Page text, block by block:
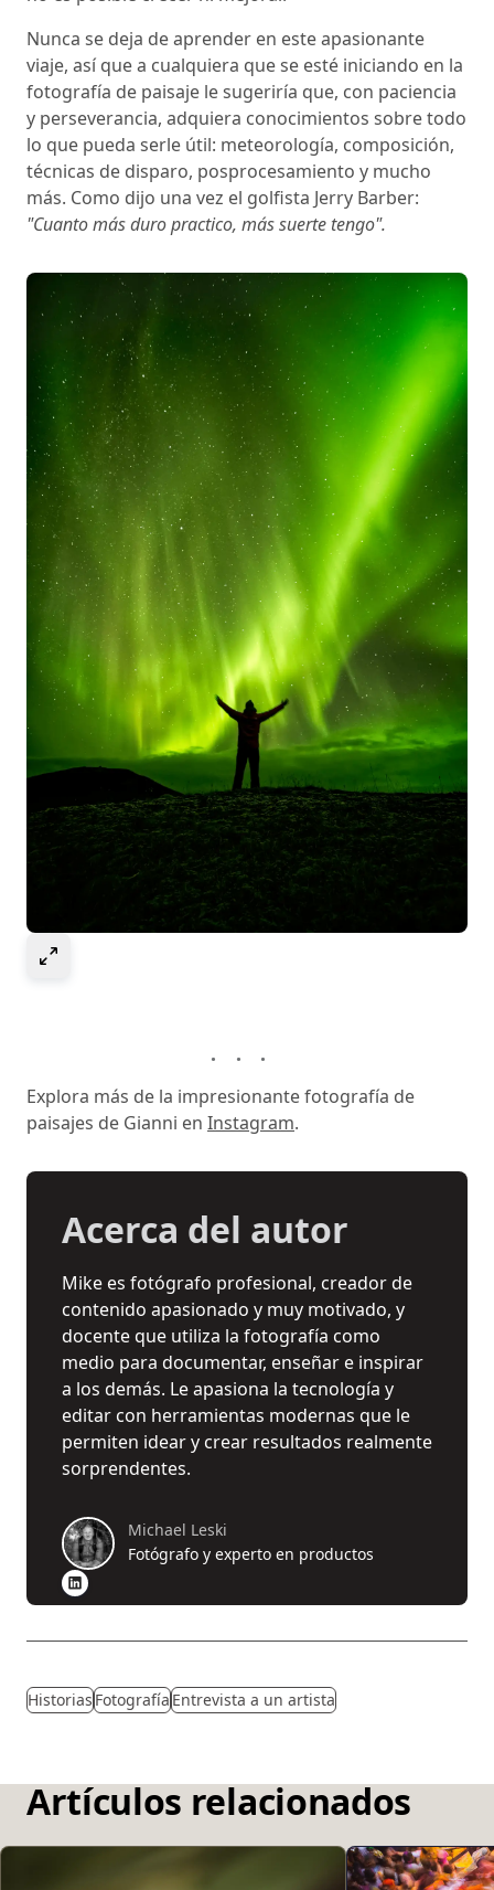
Nunca se deja de aprender en este apasionante
viaje, así que a cualquiera que se esté iniciando en la
fotografía de paisaje le sugeriría que, con paciencia
y perseverancia, adquiera conocimientos sobre todo
lo que pueda serle útil: meteorología, composición,
técnicas de disparo, posprocesamiento y mucho
más. Como dijo una vez el golfista Jerry Barber:
"Cuanto más duro practico, más suerte tengo".
Explora más de la impresionante fotografía de
paisajes de Gianni en Instagram.
Acerca del autor
Mike es fotógrafo profesional, creador de
contenido apasionado y muy motivado, y
docente que utiliza la fotografía como
medio para documentar, enseñar e inspirar
a los demás. Le apasiona la tecnología y
editar con herramientas modernas que le
permiten idear y crear resultados realmente
sorprendentes.
Michael Leski
Fotógrafo y experto en productos
Historias Fotografía Entrevista a un artista
Artículos relacionados